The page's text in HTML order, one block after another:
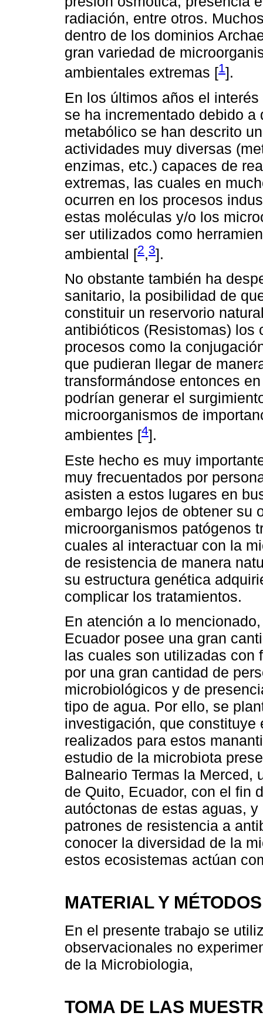
radiación, entre otros.
dentro de los dominios
gran variedad de
ambientales extremas [1].
En los últimos años el
se ha incrementado debido
metabólico se han descrito
actividades muy diversas
enzimas, etc.) capaces de
extremas, las cuales en
ocurren en los procesos
estas moléculas y/o los
ser utilizados como
ambiental [2,3].
No obstante también ha
sanitario, la posibilidad de
constituir un reservorio
antibióticos (Resistomas) los
procesos como la
que pudieran llegar de
transformándose entonces
podrían generar el
microorganismos de
ambientes [4].
Este hecho es muy
muy frecuentados por
asisten a estos lugares en
embargo lejos de obtener su
microorganismos patógenos
cuales al interactuar con la
de resistencia de manera
su estructura genética
complicar los tratamientos.
En atención a lo
Ecuador posee una gran
las cuales son utilizadas con
por una gran cantidad de
microbiológicos y de
tipo de agua. Por ello, se
investigación, que
realizados para estos
estudio de la microbiota
Balneario Termas la
de Quito, Ecuador, con el fin
autóctonas de estas aguas,
patrones de resistencia a
conocer la diversidad de la
estos ecosistemas actúan
MATERIAL Y MÉTODOS
En el presente trabajo se
observacionales no
de la Microbiologia,
TOMA DE LAS